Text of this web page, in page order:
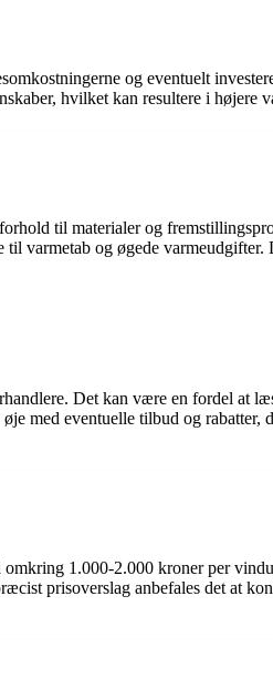
og eventuelt
hvilket kan resultere i højere
til materialer og
varmetab og øgede varmeudgifter.
Det kan være en fordel at
med eventuelle tilbud og rabatter,
1.000-2.000 kroner per
prisoverslag anbefales det at